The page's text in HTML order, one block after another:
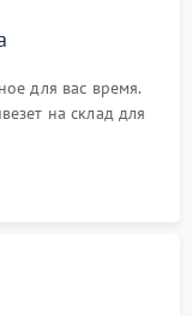
для вас время.
на склад для